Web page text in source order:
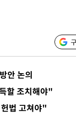
첫
합)
우'
도
혀
안 논의
할 조치해야"
법 고쳐야"